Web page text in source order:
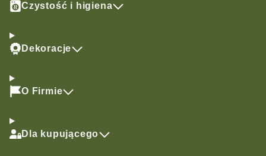
Czystość i higiena
Dekoracje
O Firmie
Dla kupującego